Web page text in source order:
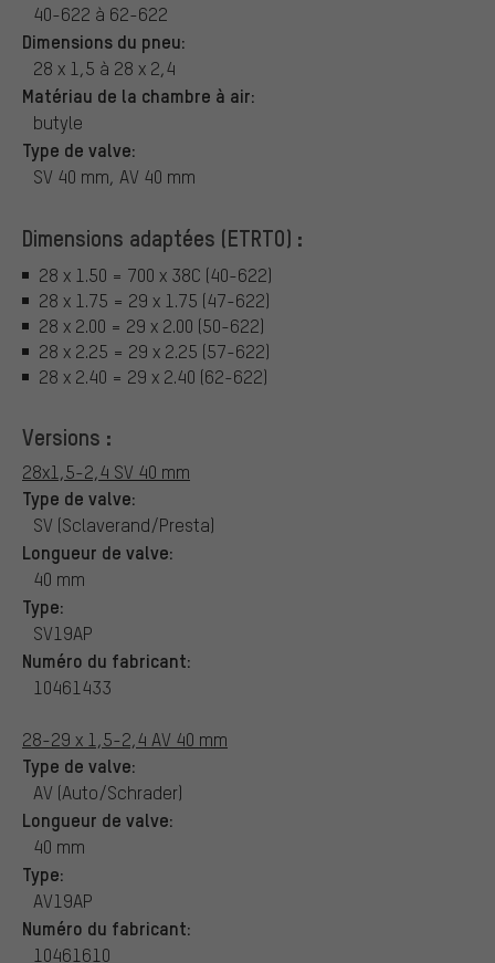
40-622 à 62-622
Dimensions du pneu:
28 x 1,5 à 28 x 2,4
Matériau de la chambre à air:
butyle
Type de valve:
SV 40 mm, AV 40 mm
Dimensions adaptées (ETRTO) :
28 x 1.50 = 700 x 38C (40-622)
28 x 1.75 = 29 x 1.75 (47-622)
28 x 2.00 = 29 x 2.00 (50-622)
28 x 2.25 = 29 x 2.25 (57-622)
28 x 2.40 = 29 x 2.40 (62-622)
Versions :
28x1,5-2,4 SV 40 mm
Type de valve:
SV (Sclaverand/Presta)
Longueur de valve:
40 mm
Type:
SV19AP
Numéro du fabricant:
10461433
28-29 x 1,5-2,4 AV 40 mm
Type de valve:
AV (Auto/Schrader)
Longueur de valve:
40 mm
Type:
AV19AP
Numéro du fabricant:
10461610